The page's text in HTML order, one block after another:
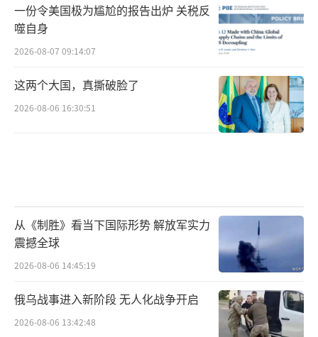
一份令美国极为尴尬的报告出炉 关税反
噬自身
2026-08-07 09:14:07
这两个大国，真撕破脸了
2026-08-06 16:30:51
从《制胜》看当下国际形势 解放军实力
震撼全球
2026-08-06 14:45:19
俄乌战事进入新阶段 无人化战争开启
2026-08-06 13:42:48